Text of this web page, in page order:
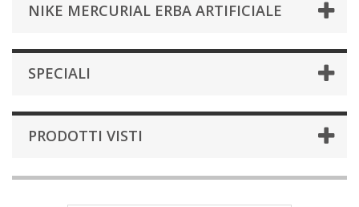
NIKE MERCURIAL ERBA ARTIFICIALE
SPECIALI
PRODOTTI VISTI